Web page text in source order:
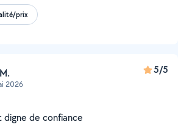
prix
2026
5/5
digne de confiance